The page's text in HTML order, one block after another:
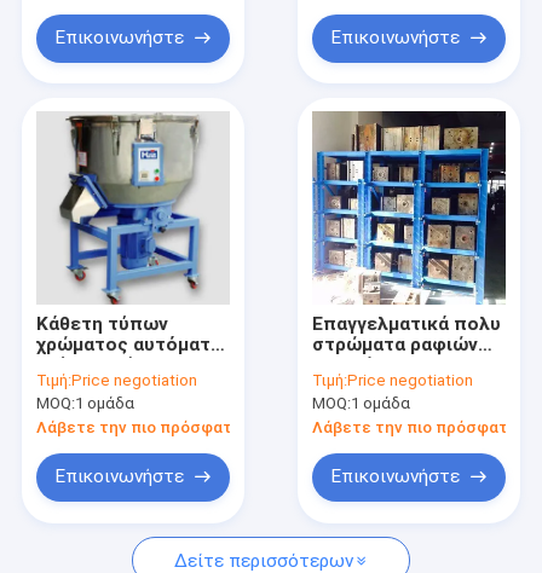
Επικοινωνήστε Επικοινωνήστε
Κάθετη τύπων
χρώματος αυτόματη
μηχανών αναμικτών
πλαστική βοηθητική
Τιμή:Price negotiation
MOQ:1 ομάδα
Λάβετε την πιο πρόσφατη τιμή
Επικοινωνήστε
Επαγγελματικά πολυ
στρώματα ραφιών
αποθήκευσης
μετάλλων μηχανών
συνήθειας πλαστικά
Τιμή:Price negotiation
MOQ:1 ομάδα
Λάβετε την πιο πρόσφατη
Επικοινωνήστε
Δείτε περισσότερων